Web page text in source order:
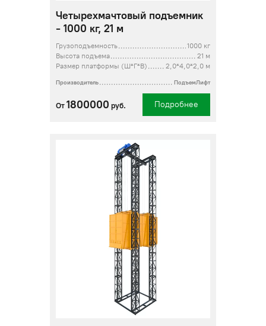
Четырехмачтовый подъемник
- 1000 кг, 21 м
Грузоподъемность
1000 кг
Высота подъема
21 м
Размер платформы (Ш*Г*В)
2,0*4,0*2,0 м
Производитель ПодъемЛифт
От 1800000 руб. Подробнее